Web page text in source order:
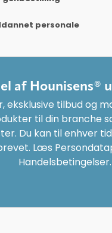
personale
af Hounisens®
eksklusive tilbud og
til din branche
Du kan til enhver
Læs
Handelsbetingelser.